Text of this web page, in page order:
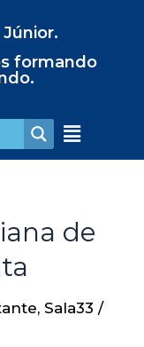
formando
de
, Sala33 /